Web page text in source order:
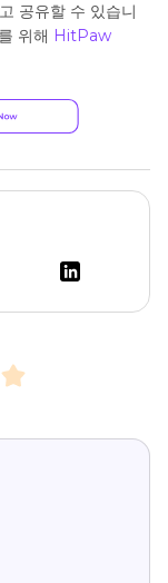
공유할 수 있습니
위해 HitPaw